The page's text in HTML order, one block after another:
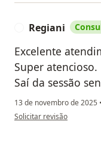
Regiani
Excelente
Super atencioso.
Saí da sessão
13 de novembro de 2025 •
na opinião do utilizador
Solicitar revisão